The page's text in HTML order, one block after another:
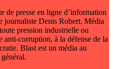
de presse en ligne d’information
journaliste Denis Robert. Média
pression industrielle ou
corruption, à la défense de la
Blast est un média au